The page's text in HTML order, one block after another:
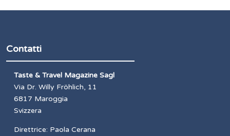
Contatti
Taste & Travel Magazine Sagl
Via Dr. Willy Fröhlich, 11
6817 Maroggia
Svizzera
Direttrice: Paola Cerana